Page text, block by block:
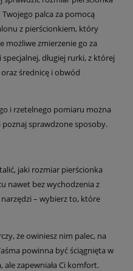
palca za pomocą
z pierścionkiem, który
możliwe zmierzenie go za
długiej rurki, z której
średnicę i obwód
i rzetelnego pomiaru można
sprawdzone sposoby.
jaki rozmiar pierścionka
nawet bez wychodzenia z
– wybierz to, które
że owiniesz nim palec, na
powinna być ściągnięta w
ale zapewniała Ci komfort.